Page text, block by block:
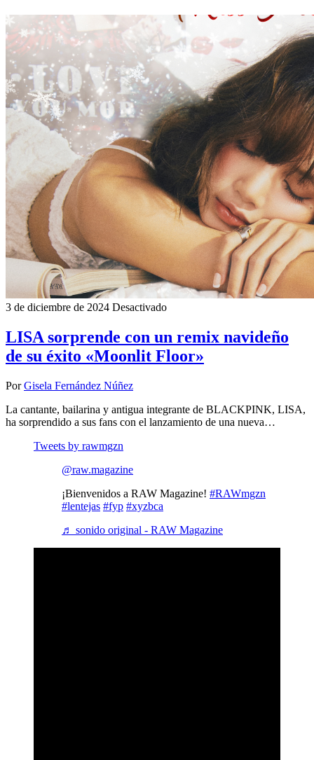
3 de diciembre de 2024 Desactivado
LISA sorprende con un remix navideño
de su éxito «Moonlit Floor»
Por Gisela Fernández Núñez
La cantante, bailarina y antigua integrante de BLACKPINK, LISA,
ha sorprendido a sus fans con el lanzamiento de una nueva…
Tweets by rawmgzn
@raw.magazine
¡Bienvenidos a RAW Magazine! #RAWmgzn
#lentejas #fyp #xyzbca
♬ sonido original - RAW Magazine